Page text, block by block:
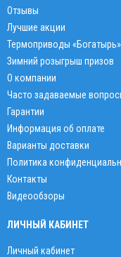
Отзывы
Лучшие акции
Термоприводы «Богатырь»
Зимний розыгрыш призов
О компании
Часто задаваемые
Гарантии
Информация об оплате
Варианты доставки
Политика
Контакты
Видеообзоры
ЛИЧНЫЙ КАБИНЕТ
Личный кабинет